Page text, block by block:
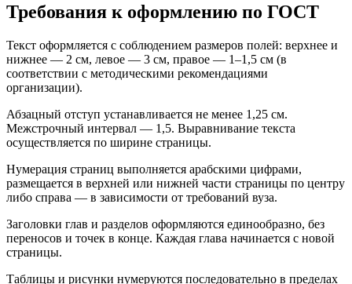
Требования к оформлению по ГОСТ
Текст оформляется с соблюдением размеров полей: верхнее и
нижнее — 2 см, левое — 3 см, правое — 1–1,5 см (в
соответствии с методическими рекомендациями
организации).
Абзацный отступ устанавливается не менее 1,25 см.
Межстрочный интервал — 1,5. Выравнивание текста
осуществляется по ширине страницы.
Нумерация страниц выполняется арабскими цифрами,
размещается в верхней или нижней части страницы по центру
либо справа — в зависимости от требований вуза.
Заголовки глав и разделов оформляются единообразно, без
переносов и точек в конце. Каждая глава начинается с новой
страницы.
Таблицы и рисунки нумеруются последовательно в пределах